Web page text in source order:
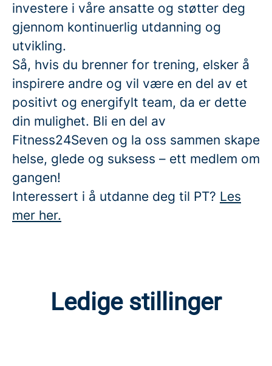
investere i våre ansatte og støtter deg
gjennom kontinuerlig utdanning og
utvikling.
Så, hvis du brenner for trening, elsker å
inspirere andre og vil være en del av et
positivt og energifylt team, da er dette
din mulighet. Bli en del av
Fitness24Seven og la oss sammen skape
helse, glede og suksess – ett medlem om
gangen!
Interessert i å utdanne deg til PT? Les
mer her.
Ledige stillinger